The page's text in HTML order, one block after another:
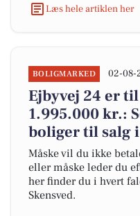
Læs hele artiklen her
BOLIGMARKED 02-08-
Ejbyvej 24 er
1.995.000 kr.:
boliger til salg
Måske vil du ikke
eller måske leder du
her finder du i hvert
Skensved.